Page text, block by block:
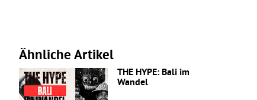
Ähnliche Artikel
THE HYPE: Bali im
Wandel